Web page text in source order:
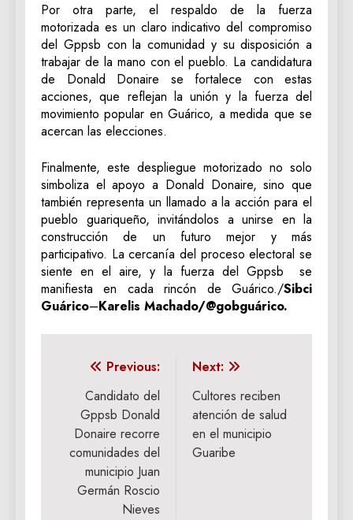
Por otra parte, el respaldo de la fuerza
motorizada es un claro indicativo del compromiso
del Gppsb con la comunidad y su disposición a
trabajar de la mano con el pueblo. La candidatura
de Donald Donaire se fortalece con estas
acciones, que reflejan la unión y la fuerza del
movimiento popular en Guárico, a medida que se
acercan las elecciones.
Finalmente, este despliegue motorizado no solo
simboliza el apoyo a Donald Donaire, sino que
también representa un llamado a la acción para el
pueblo guariqueño, invitándolos a unirse en la
construcción de un futuro mejor y más
participativo. La cercanía del proceso electoral se
siente en el aire, y la fuerza del Gppsb se
manifiesta en cada rincón de Guárico./Sibci
Guárico–Karelis Machado/@gobguárico.
Navegación
entradas
Previous:
Candidato del
Gppsb Donald
Donaire recorre
comunidades del
municipio Juan
Germán Roscio
Nieves
Next:
Cultores reciben
atención de salud
en el municipio
Guaribe